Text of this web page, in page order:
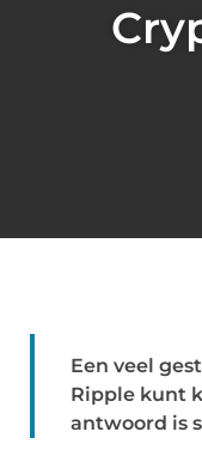
Een veel
Ripple kunt
antwoord is